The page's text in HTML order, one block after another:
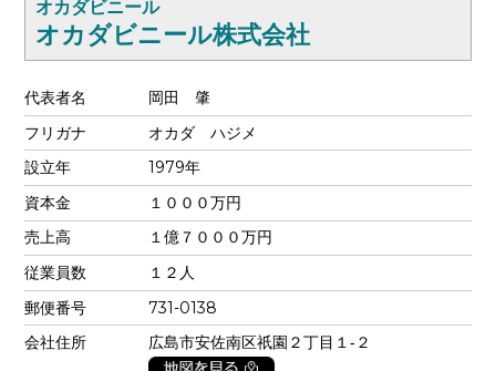
オカダビニール
オカダビニール株式会社
代表者名
岡田 肇
フリガナ
オカダ ハジメ
設立年
1979年
資本金
１０００万円
売上高
１億７０００万円
従業員数
１２人
郵便番号
731-0138
会社住所
広島市安佐南区祇園２丁目１‐２